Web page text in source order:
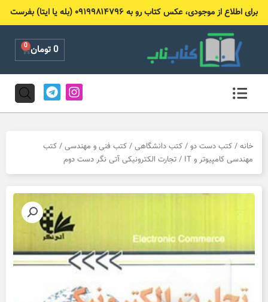
برای اطلاع از موجودی، عکس کتاب رو به ۰۹۱۹۹۸۱۴۷۹۶ (بله یا ایتا) بفرست
0تومان 0
Cart
I
n
s
g
r
a
T
e
l
r
m
خانه / کتب دست دو / کتب دانشگاهی / کتب فنی و مهندسی / کتب
مهندسی کامپیوتر و IT
/ تجارت الکترونیکی آتی نگر دست دوم